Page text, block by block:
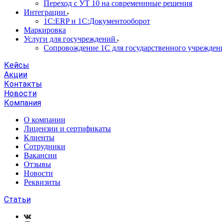
Переход с УТ 10 на современнные решения
Интеграции
1С:ERP и 1С:Документооборот
Маркировка
Услуги для госучреждений
Сопровождение 1С для государственного
Кейсы
Акции
Контакты
Новости
Компания
О компании
Лицензии и сертификаты
Клиенты
Сотрудники
Вакансии
Отзывы
Новости
Реквизиты
Статьи